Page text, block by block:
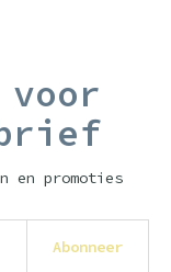
en promoties
Abonneer